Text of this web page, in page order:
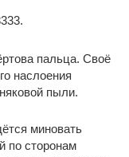
пальца. Своё
наслоения
пыли.
миновать
по сторонам